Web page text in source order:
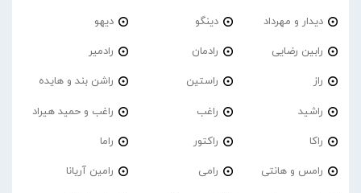
دیدار و مهرداد دینگو دیهو
رابین رضایی رادمان رادمیر
راز راستین راشن بند و هایده
راشید راغب راغب و حمید هیراد
راکا راکتور راما
رامس و هانتی رامی رامین آریانا